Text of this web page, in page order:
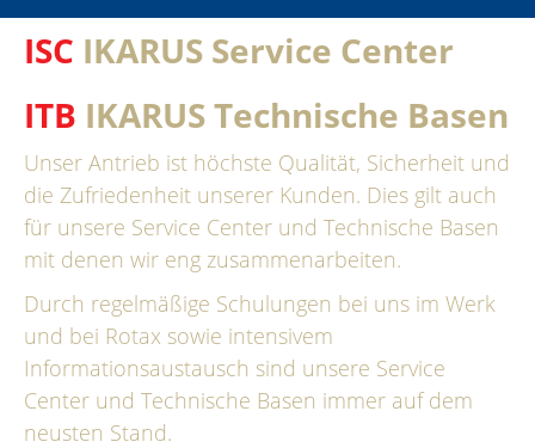
ISC IKARUS Service Center
ITB IKARUS Technische Basen
Unser Antrieb ist höchste Qualität, Sicherheit und
die Zufriedenheit unserer Kunden. Dies gilt auch
für unsere Service Center und Technische Basen
mit denen wir eng zusammenarbeiten.
Durch regelmäßige Schulungen bei uns im Werk
und bei Rotax sowie intensivem
Informationsaustausch sind unsere Service
Center und Technische Basen immer auf dem
neusten Stand.